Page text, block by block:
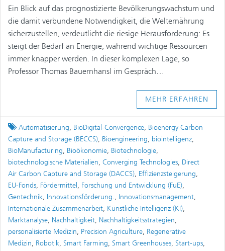
Ein Blick auf das prognostizierte Bevölkerungswachstum und
die damit verbundene Notwendigkeit, die Welternährung
sicherzustellen, verdeutlicht die riesige Herausforderung: Es
steigt der Bedarf an Energie, während wichtige Ressourcen
immer knapper werden. In dieser komplexen Lage, so
Professor Thomas Bauernhansl im Gespräch…
MEHR ERFAHREN
Tagged
Automatisierung, BioDigital-Convergence, Bioenergy Carbon
Capture and Storage (BECCS), Bioengineering, biointelligenz,
BioManufacturing, Bioökonomie, Biotechnologie,
biotechnologische Materialien, Converging Technologies, Direct
Air Carbon Capture and Storage (DACCS), Effizienzsteigerung,
EU-Fonds, Fördermittel , Forschung und Entwicklung (FuE),
Gentechnik, Innovationsförderung., Innovationsmanagement,
Internationale Zusammenarbeit, Künstliche Intelligenz (KI),
Marktanalyse, Nachhaltigkeit, Nachhaltigkeitsstrategien,
personalisierte Medizin, Precision Agriculture, Regenerative
Medizin, Robotik, Smart Farming, Smart Greenhouses, Start-ups,